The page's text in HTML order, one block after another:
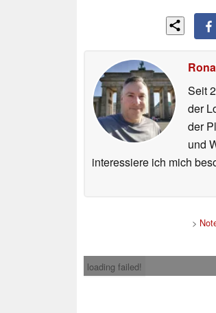
Seit
der
der
und
interessiere ich mich
>
loading failed!